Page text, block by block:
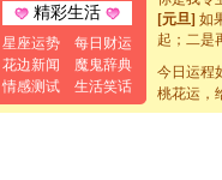
精彩生活
星座运势
每日财运
花边新闻
魔鬼辞典
情感测试
生活笑话
[元旦]如
起；二是
离。水晶
[元旦]当
泣，这痛
卖了。水
今日运程
桃花运，